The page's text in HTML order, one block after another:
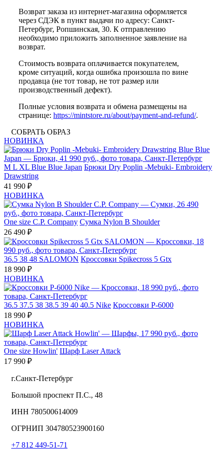
Возврат заказа из интернет-магазина оформляется
через СДЭК в пункт выдачи по адресу: Санкт-
Петербург, Ропшинская, 30. К отправлению
необходимо приложить заполненное заявление на
возврат.
Стоимость возврата оплачивается покупателем,
кроме ситуаций, когда ошибка произошла по вине
продавца (не тот товар, не тот размер или
производственный дефект).
Полные условия возврата и обмена размещены на
странице: https://mintstore.ru/about/payment-and-refund/.
СОБРАТЬ ОБРАЗ
НОВИНКА
M L XL Blue Blue Japan Брюки Dry Poplin -Mebuki- Embroidery
Drawstring
41 990 ₽
НОВИНКА
One size C.P. Company Сумка Nylon B Shoulder
26 490 ₽
36.5 38 48 SALOMON Кроссовки Spikecross 5 Gtx
18 990 ₽
НОВИНКА
36.5 37.5 38 38.5 39 40 40.5 Nike Кроссовки P-6000
18 990 ₽
НОВИНКА
One size Howlin' Шарф Laser Attack
17 990 ₽
г.Санкт-Петербург
Большой проспект П.С., 48
ИНН 780500614009
ОГРНИП 304780523900160
+7 812 449-51-71